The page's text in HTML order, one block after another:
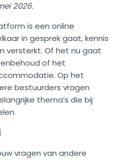
2026.
is een online
in gesprek gaat, kennis
versterkt. Of het nu gaat
of het
Op het
bestuurders vragen
thema’s die bij
vragen van andere